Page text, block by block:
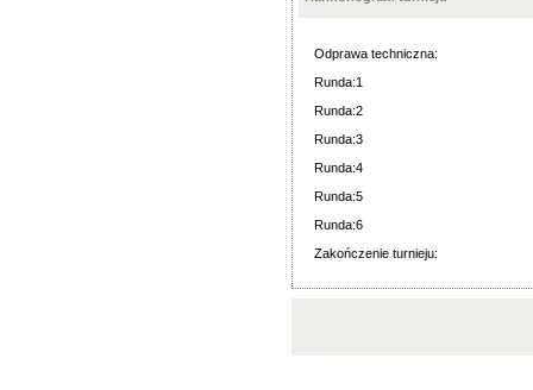
Odprawa techniczna:
Runda:1
Runda:2
Runda:3
Runda:4
Runda:5
Runda:6
Zakończenie turnieju: